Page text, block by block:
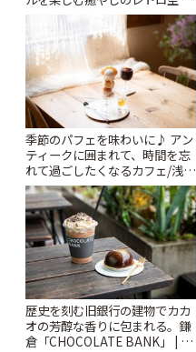
| ことりっぷ
季節のパフェを味わいに♪ アン
ティークに囲まれて、時間を忘
れて過ごしたくなるカフェ/浅草
「annorum cafe」 | ことりっぷ
歴史を刻む旧銀行の建物でカカ
オの芳醇な香りに包まれる。鎌
倉「CHOCOLATE BANK」 | こ